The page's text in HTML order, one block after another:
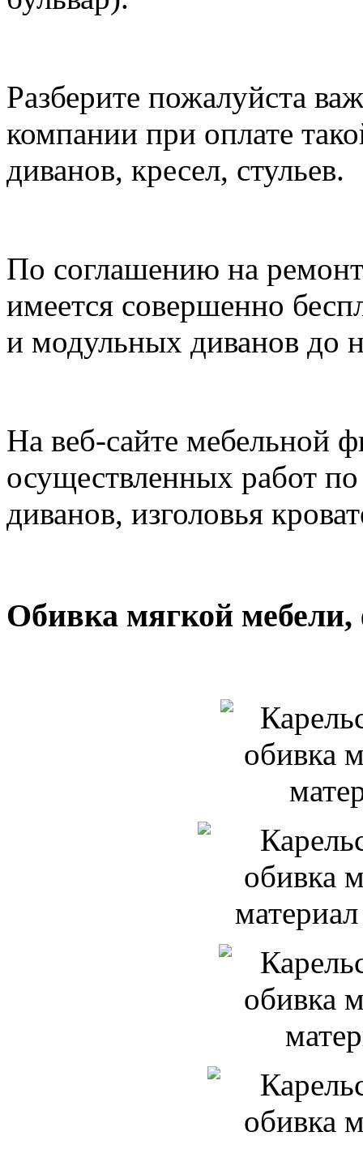
Разберите пожалуйста
компании при оплате
диванов, кресел, стульев.
По соглашению на
имеется совершенно
и модульных диванов до
На веб-сайте мебельной
осуществленных работ
диванов, изголовья
Обивка мягкой мебели,